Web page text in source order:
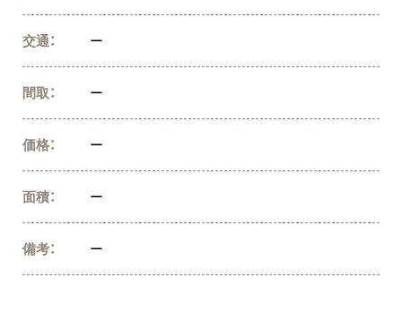
交通： ー
間取： ー
価格： ー
面積： ー
備考： ー